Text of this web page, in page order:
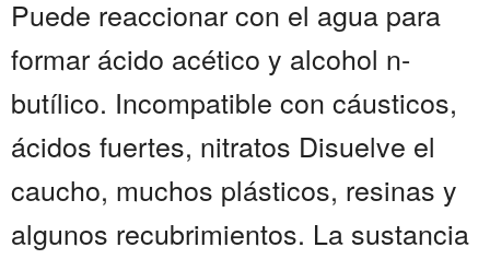
Puede reaccionar con el agua para
formar ácido acético y alcohol n-
butílico. Incompatible con cáusticos,
ácidos fuertes, nitratos Disuelve el
caucho, muchos plásticos, resinas y
algunos recubrimientos. La sustancia